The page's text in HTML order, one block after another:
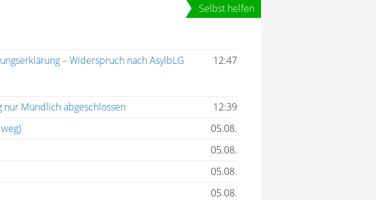
– Widerspruch nach AsylbLG 12:47
nur Mündlich abgeschlossen
12:39
05.08.
05.08.
05.08.
05.08.